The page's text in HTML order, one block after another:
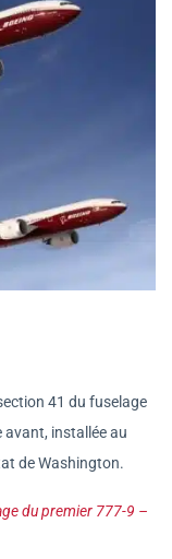
41 du fuselage
avant, installée au
de Washington.
du premier 777-9 –